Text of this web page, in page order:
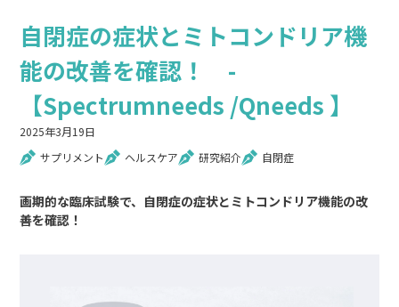
自閉症の症状とミトコンドリア機
能の改善を確認！ -
【Spectrumneeds /Qneeds 】
2025年3月19日
サプリメント
ヘルスケア 研究紹介 自閉症
画期的な臨床試験で、自閉症の症状とミトコンドリア機能の改
善を確認！